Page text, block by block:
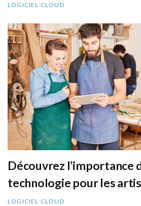
LOGICIEL CLOUD
Découvrez l’importance
technologie pour les
LOGICIEL CLOUD